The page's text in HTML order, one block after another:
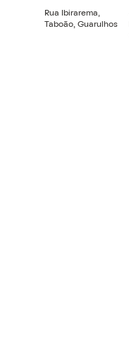
Rua Ibirarema,
Taboão, Guarulhos